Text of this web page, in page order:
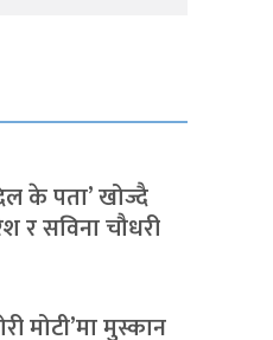
के पता’ खोज्दै
र सविना चौधरी
मोटी’मा मुस्कान